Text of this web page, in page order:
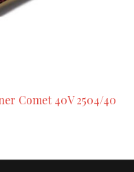
Comet 40V 2504/40